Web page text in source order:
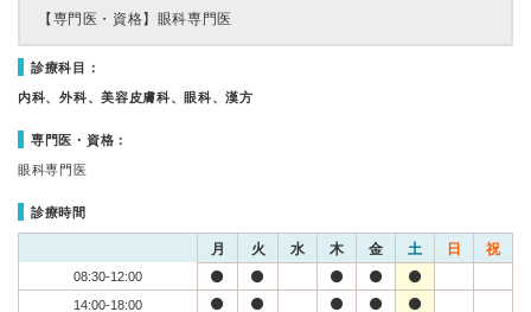
【専門医・資格】 眼科専門医
診療科目：
内科、外科、美容皮膚科、眼科、漢方
専門医・資格：
眼科専門医
診療時間
月 火 水 木 金 土 日 祝
08:30-12:00
14:00-18:00